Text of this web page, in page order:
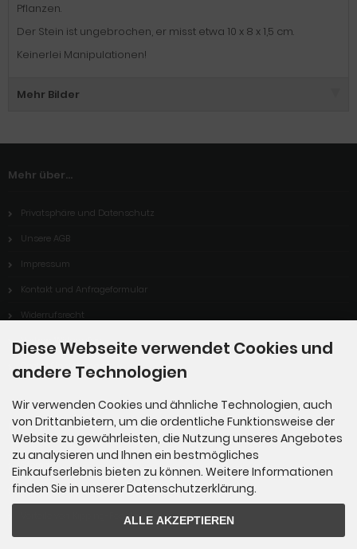
Pflanzen.
Der Stein ist ungebrochen, er misst etwa 10 x 8 x 1,5 cm.
Keinerlei Manipulationen!
Mehr Bilder
Mehr über...
Privatsphäre und Datenschutz
Unsere AGB
Impressum
Kontakt und Anfrageformular
Widerrufsrecht
Vertrag Widerrufen
Cookie Einstellungen
Informationen
Sitemap
Über uns
Vorteile von Kipping-Fossils
Diese Webseite verwendet Cookies und
andere Technologien
Wir verwenden Cookies und ähnliche Technologien, auch
von Drittanbietern, um die ordentliche Funktionsweise der
Website zu gewährleisten, die Nutzung unseres Angebotes
zu analysieren und Ihnen ein bestmögliches
Einkaufserlebnis bieten zu können. Weitere Informationen
finden Sie in unserer Datenschutzerklärung.
ALLE AKZEPTIEREN